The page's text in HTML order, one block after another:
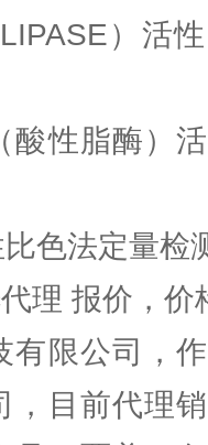
）活
酸性脂酶）
色法定量检
理 报价，价
有限公司，
，目前代理